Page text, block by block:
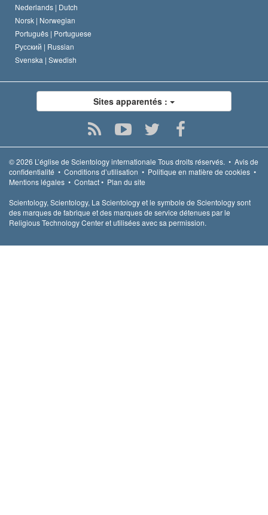
Nederlands | Dutch
Norsk | Norwegian
Português | Portuguese
Русский | Russian
Svenska | Swedish
Sites apparentés :
© 2026 L’église de Scientology internationale Tous droits réservés. • Avis de
confidentialité • Conditions d’utilisation • Politique en matière de cookies •
Mentions légales • Contact• Plan du site
Scientology, Scientology, La Scientology et le symbole de Scientology sont
des marques de fabrique et des marques de service détenues par le
Religious Technology Center et utilisées avec sa permission.